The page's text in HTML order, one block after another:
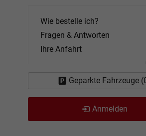
Wie bestelle ich?
Fragen & Antworten
Ihre Anfahrt
Geparkte Fahrzeuge (
Anmelden